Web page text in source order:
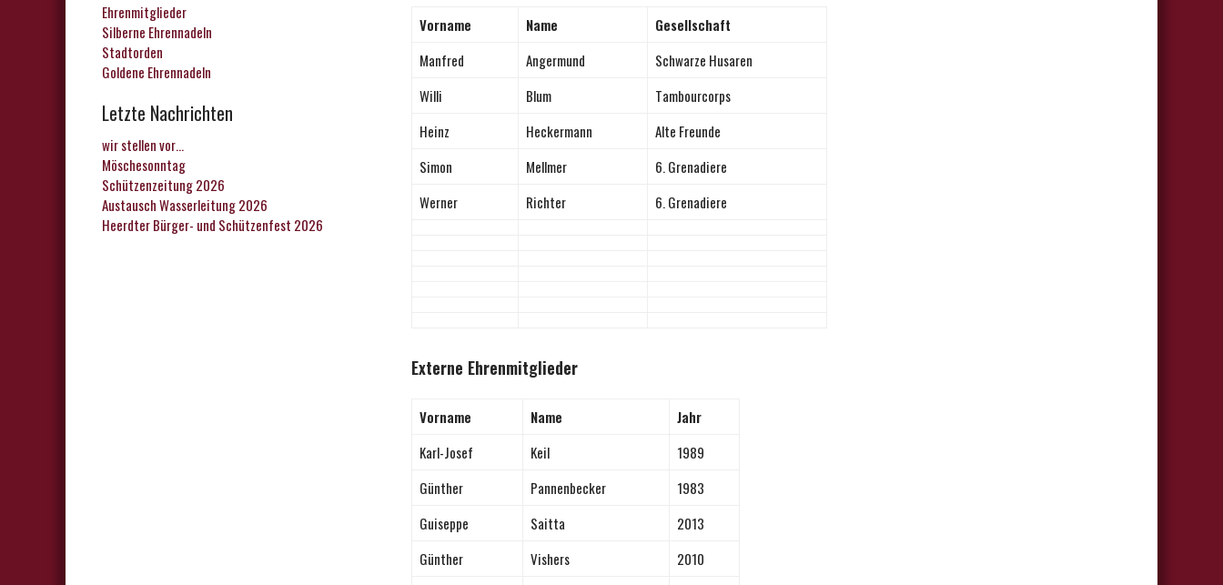
Vorname Name
Gesellschaft
Manfred
Angermund
Schwarze Husaren
Willi
Blum
Tambourcorps
Heinz
Heckermann
Alte Freunde
Simon
Mellmer
6. Grenadiere
Werner
Richter 6. Grenadiere
Externe Ehrenmitglieder
Vorname Name
Jahr
Karl-Josef
Keil
1989
Günther
Pannenbecker
1983
Guiseppe
Saitta
2013
Günther
Vishers
2010
Ehrenmitglieder
Silberne Ehrennadeln
Stadtorden
Goldene Ehrennadeln
Letzte Nachrichten
wir stellen vor…
Möschesonntag
Schützenzeitung 2026
Austausch Wasserleitung 2026
Heerdter Bürger- und Schützenfest 2026